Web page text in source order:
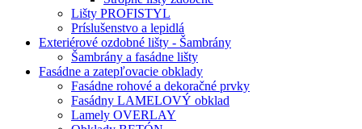
Lišty PROFISTYL
Príslušenstvo a lepidlá
Exteriérové ozdobné lišty - Šambrány
Šambrány a fasádne lišty
Fasádne a zatepľovacie obklady
Fasádne rohové a dekoračné prvky
Fasádny LAMELOVÝ obklad
Lamely OVERLAY